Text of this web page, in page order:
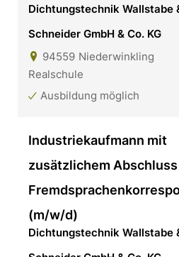
Dichtungstechnik Wallstabe
Schneider GmbH & Co. KG
94559 Niederwinkling
Realschule
Ausbildung möglich
Industriekaufmann mit
zusätzlichem Abschluss
(m/w/d)
Dichtungstechnik Wallstabe